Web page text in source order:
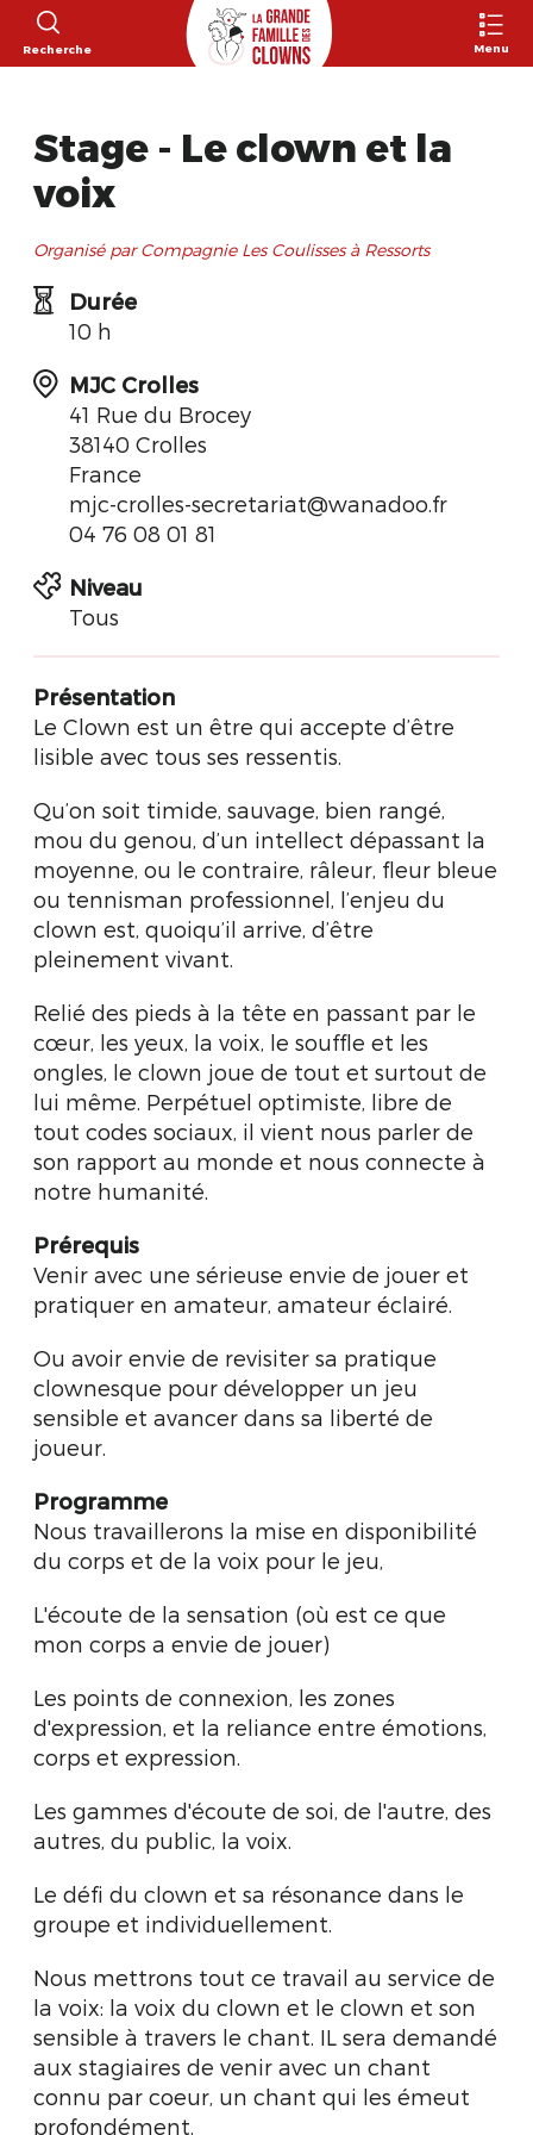
Recherche Menu
Stage - Le clown et la
voix
Organisé par Compagnie Les Coulisses à Ressorts
Durée
10 h
MJC Crolles
41 Rue du Brocey
38140 Crolles
France
mjc-crolles-secretariat@wanadoo.fr
04 76 08 01 81
Niveau
Tous
Présentation
Le Clown est un être qui accepte d’être
lisible avec tous ses ressentis.
Qu’on soit timide, sauvage, bien rangé,
mou du genou, d’un intellect dépassant la
moyenne, ou le contraire, râleur, fleur bleue
ou tennisman professionnel, l’enjeu du
clown est, quoiqu’il arrive, d’être
pleinement vivant.
Relié des pieds à la tête en passant par le
cœur, les yeux, la voix, le souffle et les
ongles, le clown joue de tout et surtout de
lui même. Perpétuel optimiste, libre de
tout codes sociaux, il vient nous parler de
son rapport au monde et nous connecte à
notre humanité.
Prérequis
Venir avec une sérieuse envie de jouer et
pratiquer en amateur, amateur éclairé.
Ou avoir envie de revisiter sa pratique
clownesque pour développer un jeu
sensible et avancer dans sa liberté de
joueur.
Programme
Nous travaillerons la mise en disponibilité
du corps et de la voix pour le jeu,
L'écoute de la sensation (où est ce que
mon corps a envie de jouer)
Les points de connexion, les zones
d'expression, et la reliance entre émotions,
corps et expression.
Les gammes d'écoute de soi, de l'autre, des
autres, du public, la voix.
Le défi du clown et sa résonance dans le
groupe et individuellement.
Nous mettrons tout ce travail au service de
la voix: la voix du clown et le clown et son
sensible à travers le chant. IL sera demandé
aux stagiaires de venir avec un chant
connu par coeur, un chant qui les émeut
profondément.